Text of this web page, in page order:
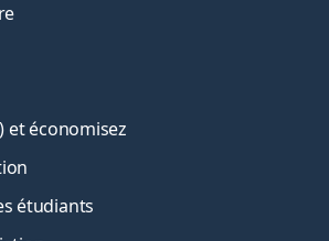
et économisez
étudiants